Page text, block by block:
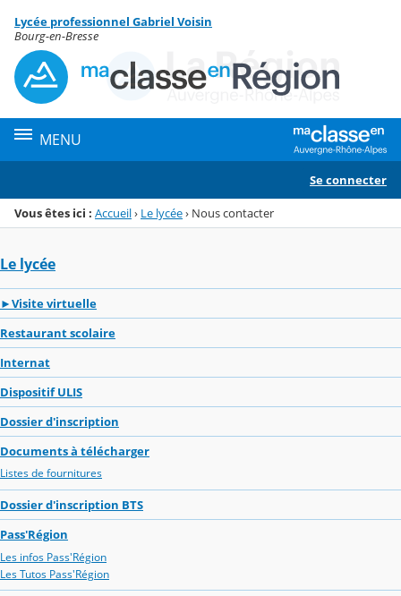
Menu de la rubrique
Contenu
Lycée professionnel Gabriel Voisin
Bourg-en-Bresse
MENU
Se connecter
Vous êtes ici : Accueil› Le lycée› Nous contacter
Le lycée
►Visite virtuelle
Restaurant scolaire
Internat
Dispositif ULIS
Dossier d'inscription
Documents à télécharger
Listes de fournitures
Dossier d'inscription BTS
Pass'Région
Les infos Pass'Région
Les Tutos Pass'Région